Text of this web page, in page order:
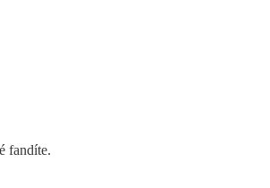
fandíte.